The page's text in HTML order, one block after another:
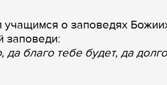
о заповедях
заповеди:
да благо тебе будет, да